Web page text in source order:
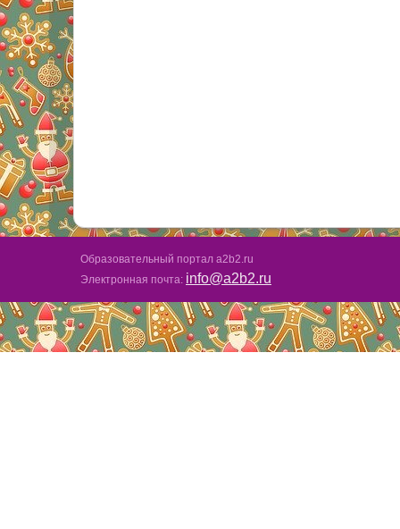
Образовательный портал a2b2.ru
Электронная почта: info@a2b2.ru